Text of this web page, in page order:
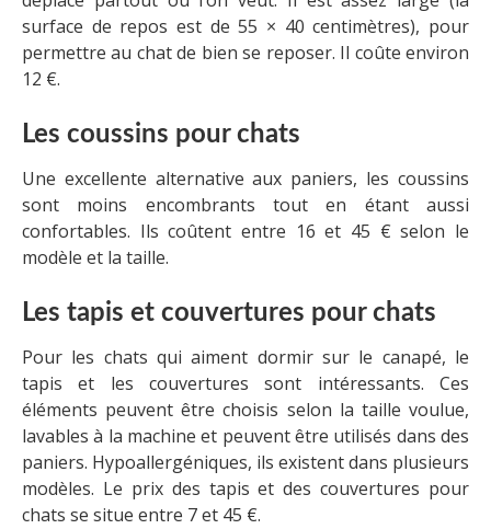
surface de repos est de 55 × 40 centimètres), pour
permettre au chat de bien se reposer. Il coûte environ
12 €.
Les coussins pour chats
Une excellente alternative aux paniers, les coussins
sont moins encombrants tout en étant aussi
confortables. Ils coûtent entre 16 et 45 € selon le
modèle et la taille.
Les tapis et couvertures pour chats
Pour les chats qui aiment dormir sur le canapé, le
tapis et les couvertures sont intéressants. Ces
éléments peuvent être choisis selon la taille voulue,
lavables à la machine et peuvent être utilisés dans des
paniers. Hypoallergéniques, ils existent dans plusieurs
modèles. Le prix des tapis et des couvertures pour
chats se situe entre 7 et 45 €.